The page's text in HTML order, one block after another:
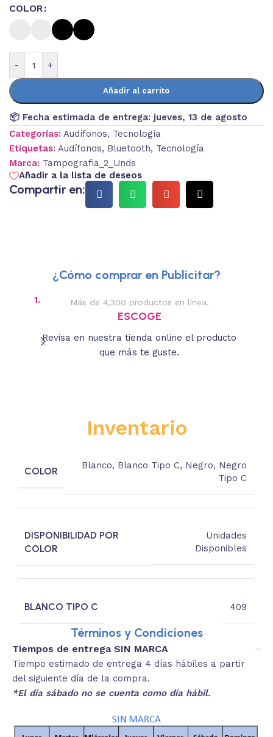
COLOR
- +
Añadir al carrito
📦 Fecha estimada de entrega: jueves, 13 de agosto
Categorías: Audífonos, Tecnología
Etiquetas: Audífonos, Bluetooth, Tecnología
Marca: Tampografia_2_Unds
Añadir a la lista de deseos
Compartir en:
¿Cómo comprar en Publicitar?
1. Más de 4,300 productos en línea.
ESCOGE
Revisa en nuestra tienda online el producto
que más te guste.
Inventario
COLOR
Blanco, Blanco Tipo C, Negro, Negro
Tipo C
DISPONIBILIDAD POR
COLOR
Unidades
Disponibles
BLANCO TIPO C 409
Términos y Condiciones
Tiempos de entrega SIN MARCA
Tiempo estimado de entrega 4 días hábiles a partir
del siguiente día de la compra.
*El día sábado no se cuenta como día hábil.